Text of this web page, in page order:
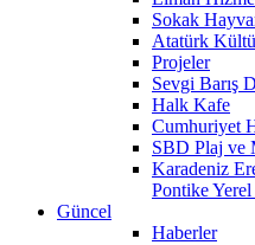
Sokak
Atatürk
Projeler
Sevgi Barış
Halk Kafe
Cumhuriyet
SBD Plaj ve
Karadeniz
Pontike
Güncel
Haberler